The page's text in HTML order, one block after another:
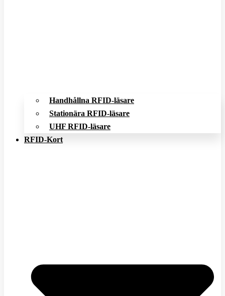
Handhållna RFID-läsare
Stationära RFID-läsare
UHF RFID-läsare
RFID-Kort